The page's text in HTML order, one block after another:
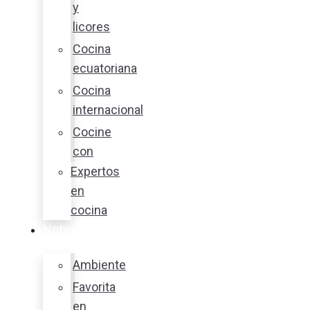
y
licores
Cocina
ecuatoriana
Cocina
internacional
Cocine
con
Expertos
en
cocina
Ambiente
Favorita
en